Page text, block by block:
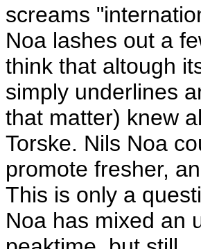
screams
Noa lashes out a
think that altough
simply underlines
that matter) knew
Torske. Nils Noa
promote fresher,
This is only a
Noa has mixed an